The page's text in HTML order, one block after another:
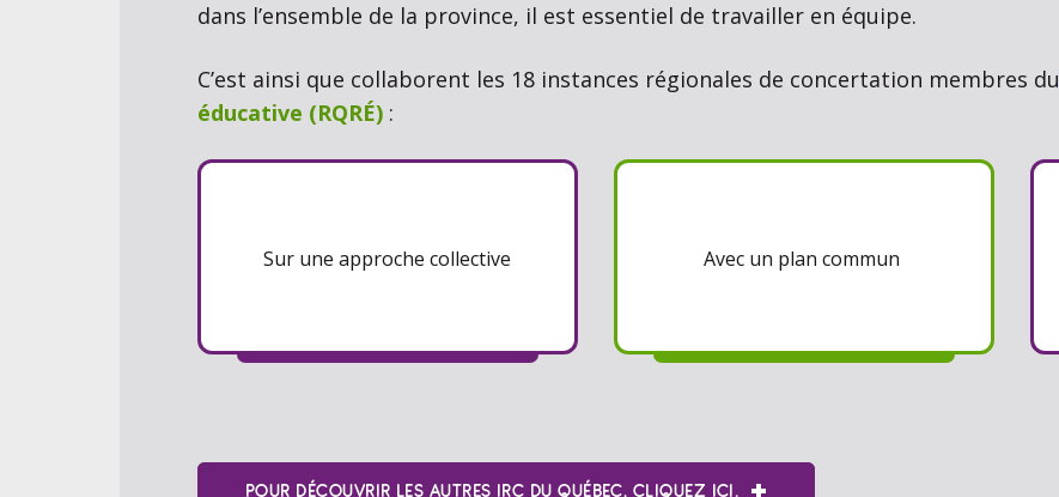
dans l’ensemble de la province, il est essentiel de travailler en équipe.
C’est ainsi que collaborent les 18 instances régionales de concertation membres du
éducative (RQRÉ) :
Sur une approche collective Avec un plan commun
POUR DÉCOUVRIR LES AUTRES IRC DU QUÉBEC, CLIQUEZ ICI.